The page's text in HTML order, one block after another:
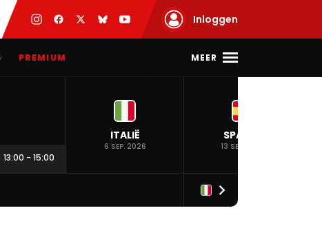
Inloggen
PREMIUM MEER
13:00 - 15:00
ITALIË
6 SEP. 2026
SPANJE
13 SEP. 2026